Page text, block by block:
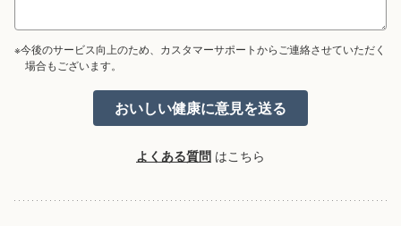
※今後のサービス向上のため、カスタマーサポートからご連絡させていただく
場合もございます。
よくある質問 はこちら